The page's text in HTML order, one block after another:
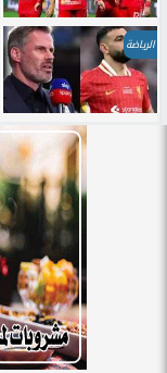
الرياضة